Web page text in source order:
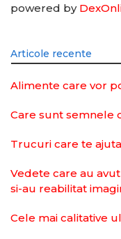
powered by
Articole recente
Alimente care vor
Care sunt semnele
Trucuri care te
Vedete care au
si-au reabilitat
Cele mai calitative